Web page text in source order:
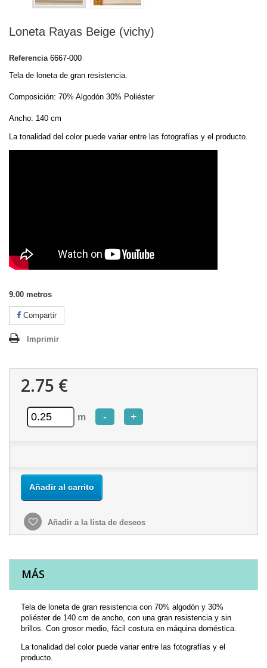
Loneta Rayas Beige (vichy)
Referencia 6667-000
Tela de loneta de gran resistencia.
Composición: 70% Algodón 30% Poliéster
Ancho: 140 cm
La tonalidad del color puede variar entre las fotografías y el producto.
9.00 metros
Compartir
Imprimir
2.75 €
m - +
Añadir al carrito
Añadir a la lista de deseos
MÁS
Tela de loneta de gran resistencia con 70% algodón y 30%
poliéster de 140 cm de ancho, con una gran resistencia y sin
brillos. Con grosor medio, fácil costura en máquina doméstica.
La tonalidad del color puede variar entre las fotografías y el
producto.